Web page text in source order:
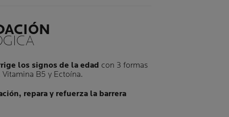
los signos de la edad con 3 formas
B5 y Ectoína.
repara y refuerza la barrera